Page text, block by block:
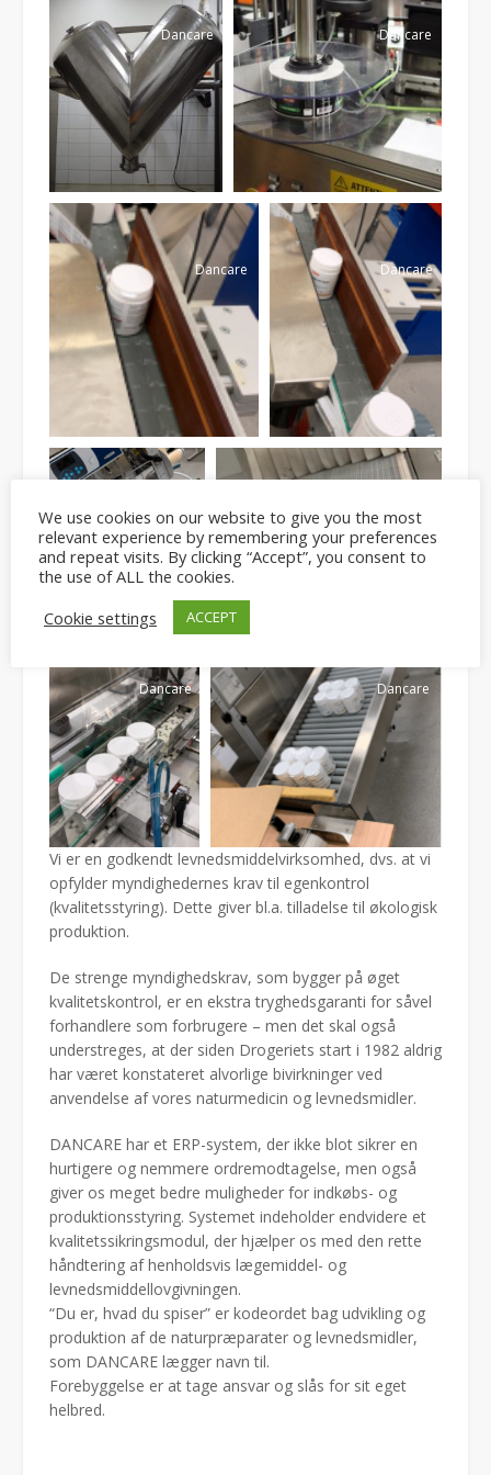
Dancare Dancare
Dancare Dancare
Dancare Dancare
Vi er en godkendt levnedsmiddelvirksomhed, dvs. at vi
opfylder myndighedernes krav til egenkontrol
(kvalitetsstyring). Dette giver bl.a. tilladelse til økologisk
produktion.
De strenge myndighedskrav, som bygger på øget
kvalitetskontrol, er en ekstra tryghedsgaranti for såvel
forhandlere som forbrugere – men det skal også
understreges, at der siden Drogeriets start i 1982 aldrig
har været konstateret alvorlige bivirkninger ved
anvendelse af vores naturmedicin og levnedsmidler.
DANCARE har et ERP-system, der ikke blot sikrer en
hurtigere og nemmere ordremodtagelse, men også
giver os meget bedre muligheder for indkøbs- og
produktionsstyring. Systemet indeholder endvidere et
kvalitetssikringsmodul, der hjælper os med den rette
håndtering af henholdsvis lægemiddel- og
levnedsmiddellovgivningen.
“Du er, hvad du spiser” er kodeordet bag udvikling og
produktion af de naturpræparater og levnedsmidler,
som DANCARE lægger navn til.
Forebyggelse er at tage ansvar og slås for sit eget
helbred.
We use cookies on our website to give you the most
relevant experience by remembering your preferences
and repeat visits. By clicking “Accept”, you consent to
the use of ALL the cookies.
Cookie settings
ACCEPT